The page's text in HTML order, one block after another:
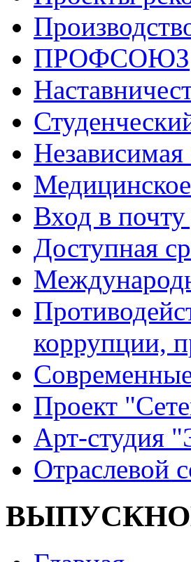
ПРОФСОЮЗ
Независимая
Вход в
Доступная
коррупции,
Проект
Арт-студия
Отраслевой